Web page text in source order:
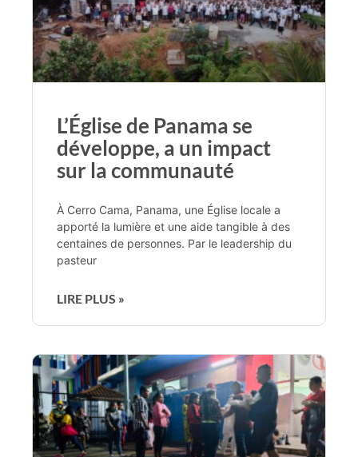
L’Église de Panama se
développe, a un impact
sur la communauté
À Cerro Cama, Panama, une Église locale a
apporté la lumière et une aide tangible à des
centaines de personnes. Par le leadership du
pasteur
LIRE PLUS »